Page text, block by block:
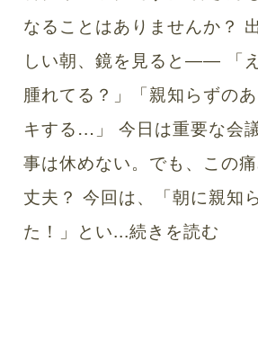
なることはありませんか？
しい朝、鏡を見ると―― 「
腫れてる？」「親知らずの
キする…」 今日は重要な会
事は休めない。でも、この
丈夫？ 今回は、「朝に親知
た！」とい...続きを読む